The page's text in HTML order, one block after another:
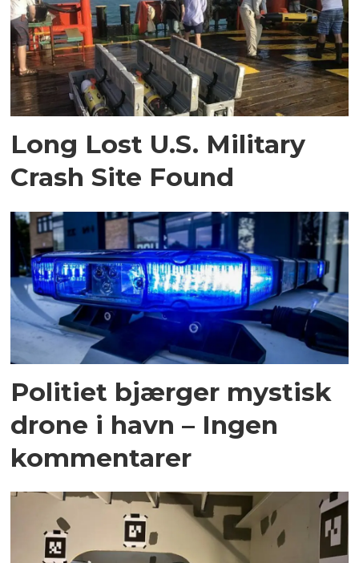
Long Lost U.S. Military
Crash Site Found
Politiet bjærger mystisk
drone i havn – Ingen
kommentarer